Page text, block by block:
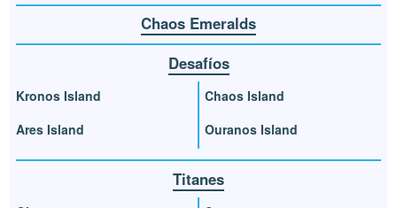
Chaos Emeralds
Desafíos
Kronos Island
Ares Island
Chaos Island
Ouranos Island
Titanes